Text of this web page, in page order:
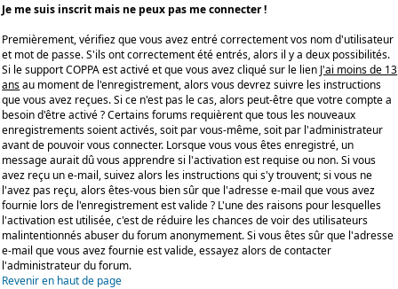
Je me suis inscrit mais ne peux pas me connecter !
Premièrement, vérifiez que vous avez entré correctement vos nom d'utilisateur
et mot de passe. S'ils ont correctement été entrés, alors il y a deux possibilités.
Si le support COPPA est activé et que vous avez cliqué sur le lien J'ai moins de 13
ansau moment de l'enregistrement, alors vous devrez suivre les instructions
que vous avez reçues. Si ce n'est pas le cas, alors peut-être que votre compte a
besoin d'être activé ? Certains forums requièrent que tous les nouveaux
enregistrements soient activés, soit par vous-même, soit par l'administrateur
avant de pouvoir vous connecter. Lorsque vous vous êtes enregistré, un
message aurait dû vous apprendre si l'activation est requise ou non. Si vous
avez reçu un e-mail, suivez alors les instructions qui s'y trouvent; si vous ne
l'avez pas reçu, alors êtes-vous bien sûr que l'adresse e-mail que vous avez
fournie lors de l'enregistrement est valide ? L'une des raisons pour lesquelles
l'activation est utilisée, c'est de réduire les chances de voir des utilisateurs
malintentionnés abuser du forum anonymement. Si vous êtes sûr que l'adresse
e-mail que vous avez fournie est valide, essayez alors de contacter
l'administrateur du forum.
Revenir en haut de page